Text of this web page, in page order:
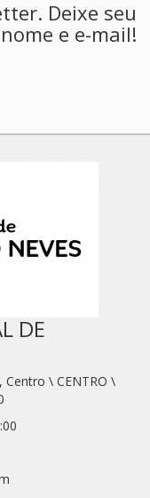
Deixe seu
nome e e-mail!
DE
Centro \ CENTRO \